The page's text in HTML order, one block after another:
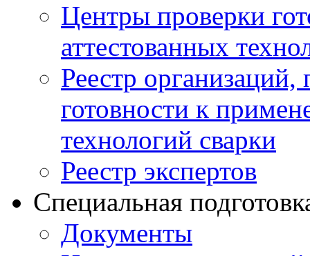
Центры проверки
аттестованных
Реестр
готовности к
технологий сварки
Реестр экспертов
Специальная
Документы